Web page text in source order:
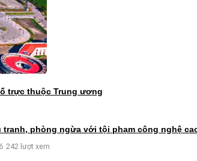
trực thuộc Trung ương
tranh, phòng ngừa với tội phạm công nghệ
242 lượt xem